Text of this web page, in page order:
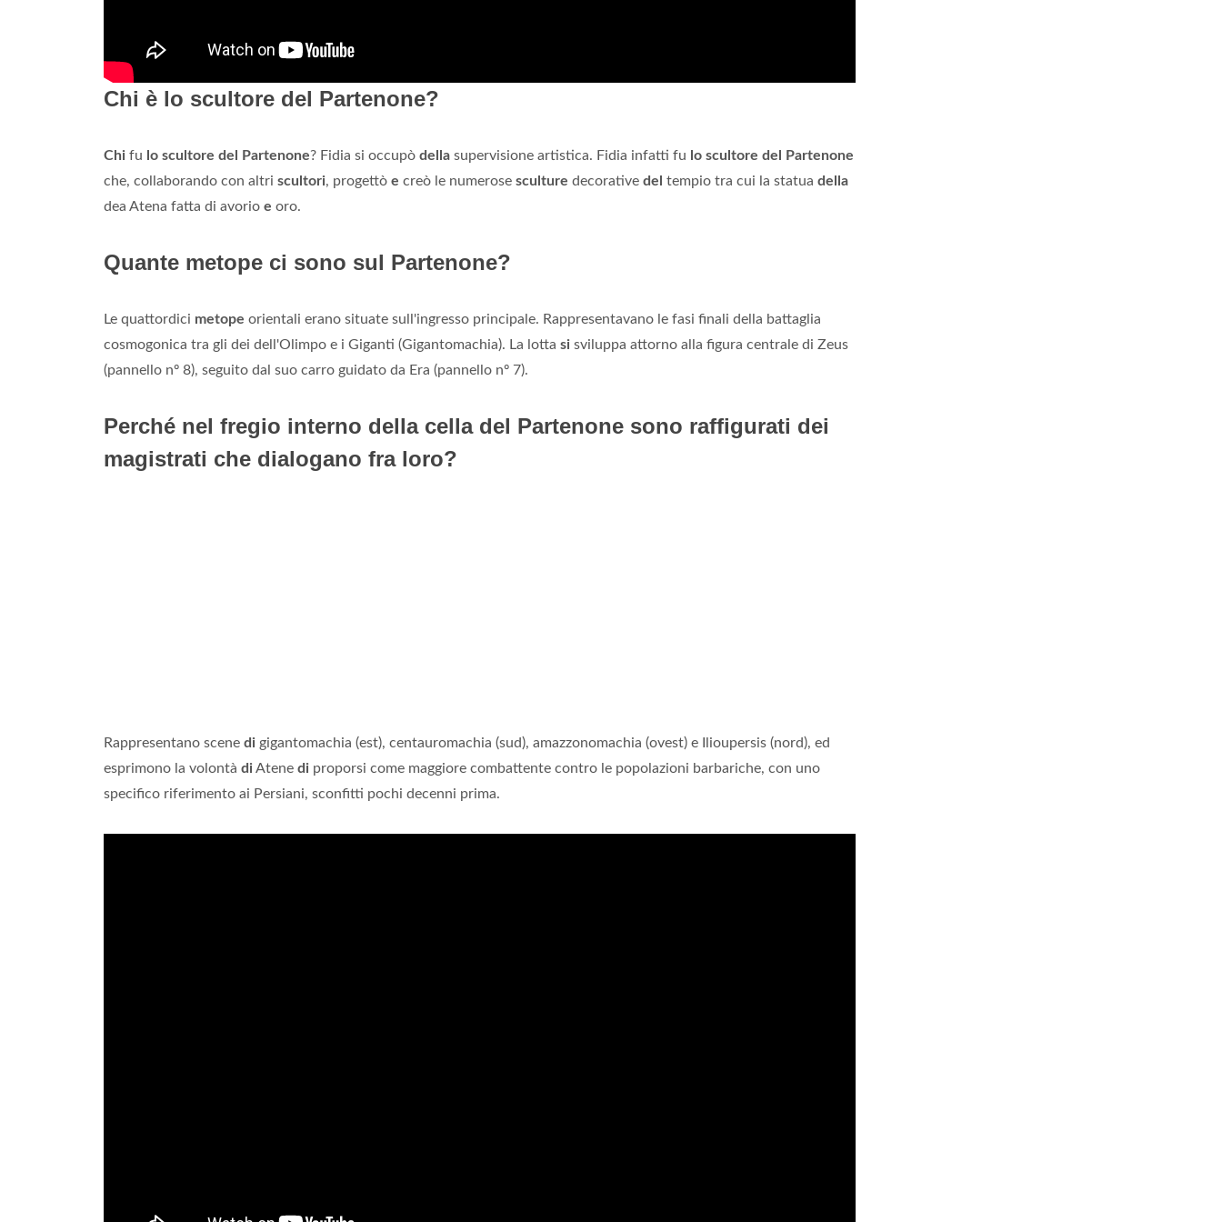
Chi è lo scultore del Partenone?
Chi fu lo scultore del Partenone? Fidia si occupò della supervisione artistica. Fidia infatti fu lo scultore del Partenone
che, collaborando con altri scultori, progettò e creò le numerose sculture decorative del tempio tra cui la statua della
dea Atena fatta di avorio e oro.
Quante metope ci sono sul Partenone?
Le quattordici metope orientali erano situate sull'ingresso principale. Rappresentavano le fasi finali della battaglia
cosmogonica tra gli dei dell'Olimpo e i Giganti (Gigantomachia). La lotta si sviluppa attorno alla figura centrale di Zeus
(pannello nº 8), seguito dal suo carro guidato da Era (pannello nº 7).
Perché nel fregio interno della cella del Partenone sono raffigurati dei
magistrati che dialogano fra loro?
Rappresentano scene di gigantomachia (est), centauromachia (sud), amazzonomachia (ovest) e Ilioupersis (nord), ed
esprimono la volontà diAtene di proporsi come maggiore combattente contro le popolazioni barbariche, con uno
specifico riferimento ai Persiani, sconfitti pochi decenni prima.